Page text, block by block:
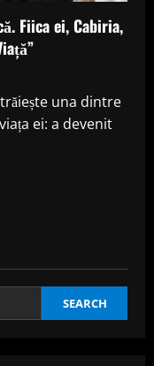
Fiica ei, Cabiria,
una dintre
ei: a devenit
SEARCH